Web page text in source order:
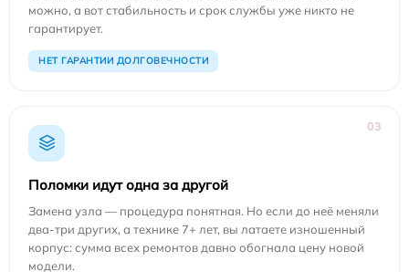
можно, а вот стабильность и срок службы уже никто не
гарантирует.
НЕТ ГАРАНТИИ ДОЛГОВЕЧНОСТИ
03
Поломки идут одна за другой
Замена узла — процедура понятная. Но если до неё меняли
два-три других, а технике 7+ лет, вы латаете изношенный
корпус: сумма всех ремонтов давно обогнала цену новой
модели.